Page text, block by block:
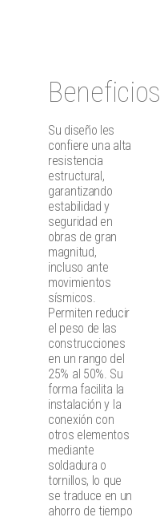
Beneficios
Su diseño les
confiere una alta
resistencia
estructural,
garantizando
estabilidad y
seguridad en
obras de gran
magnitud,
incluso ante
movimientos
sísmicos.
Permiten reducir
el peso de las
construcciones
en un rango del
25% al 50%. Su
forma facilita la
instalación y la
conexión con
otros elementos
mediante
soldadura o
tornillos, lo que
se traduce en un
ahorro de tiempo